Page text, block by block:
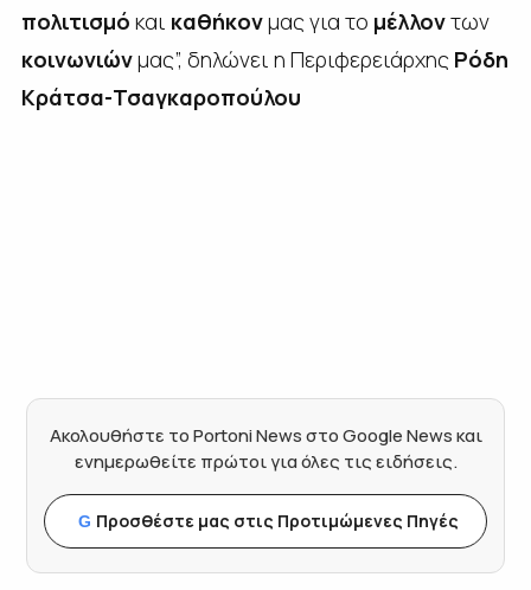
πολιτισμό και καθήκονμας για το μέλλοντων
κοινωνιώνμας”, δηλώνει η Περιφερειάρχης Ρόδη
Κράτσα-Τσαγκαροπούλου
Ακολουθήστε το Portoni News στο Google News και
ενημερωθείτε πρώτοι για όλες τις ειδήσεις.
G Προσθέστε μας στις Προτιμώμενες Πηγές